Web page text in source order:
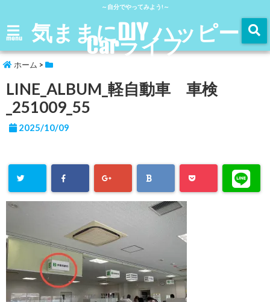
～自分でやってみよう!～
menu 気ままにDIY ハッピー
Carライフ
ホーム >
LINE_ALBUM_軽自動車 車検
_251009_55
2025/10/09